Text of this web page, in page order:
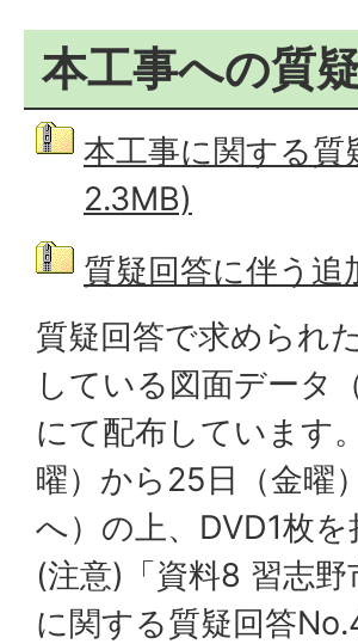
本工事への質
本工事に関する
2.3MB)
質疑回答に伴う
質疑回答で求められ
している図面データ
にて配布しています
曜）から25日（金曜
へ）の上、DVD1枚
(注意)「資料8 習志
に関する質疑回答